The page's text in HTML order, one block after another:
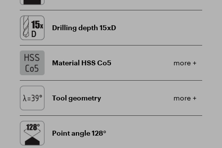
Drilling depth 15xD
Material HSS Co5 more +
Tool geometry more +
Point angle 128°